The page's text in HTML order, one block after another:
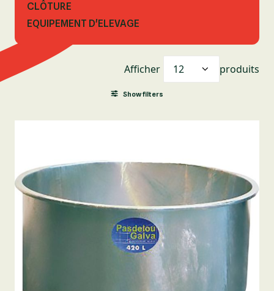
CLÔTURE
EQUIPEMENT D'ELEVAGE
Afficher produits
Show filters